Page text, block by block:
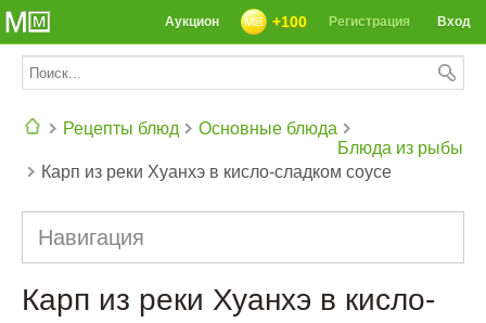
СЕГОДНЯ: 39142 РЕЦЕПТА
Вход
Регистрация
+100
Аукцион
Рецепты блюд
Основные блюда
Блюда из рыбы
Карп из реки Хуанхэ в кисло-сладком соусе
Навигация
Карп из реки Хуанхэ в кисло-